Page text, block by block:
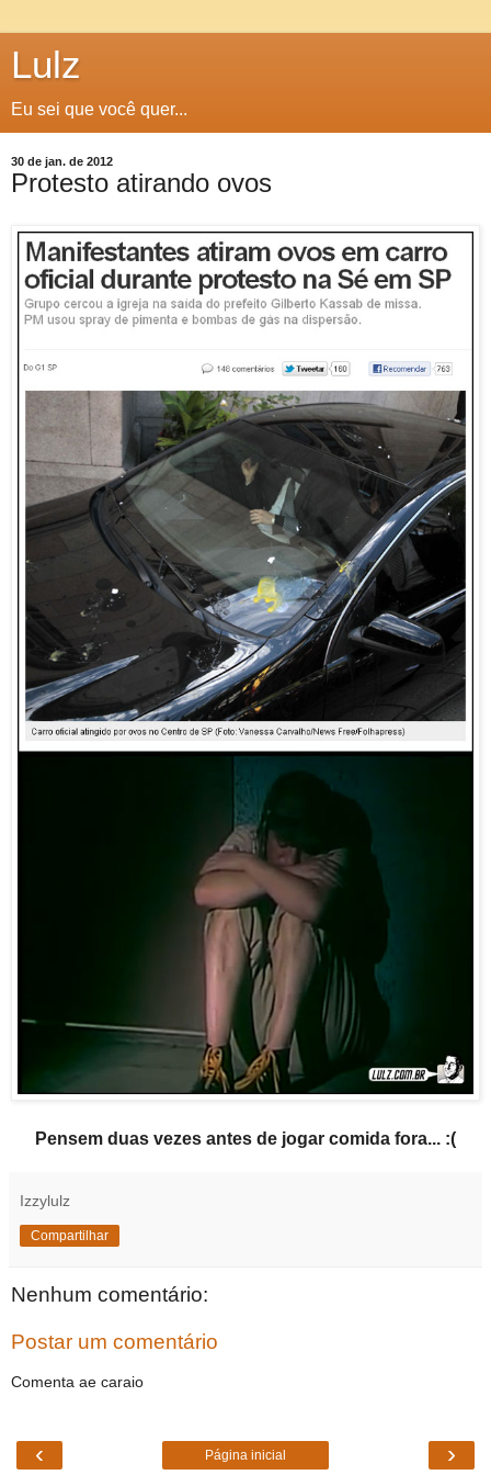
Lulz
Eu sei que você quer...
30 de jan. de 2012
Protesto atirando ovos
Pensem duas vezes antes de jogar comida fora... :(
Izzylulz
Compartilhar
Nenhum comentário:
Postar um comentário
Comenta ae caraio
‹ ›
Página inicial